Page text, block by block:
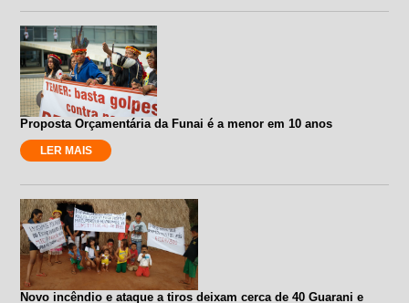
Proposta Orçamentária da Funai é a menor em 10 anos
LER MAIS
Novo incêndio e ataque a tiros deixam cerca de 40 Guarani e